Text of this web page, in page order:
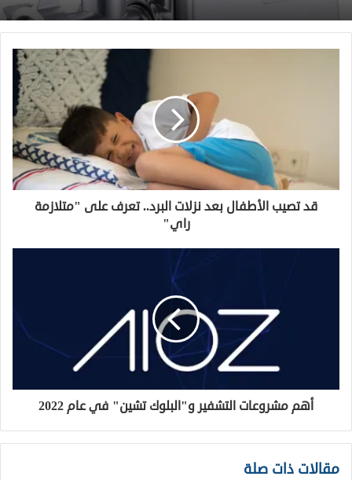
مراجعة مفرمة اللحم الكهربائية Sunmile SM-G50
قد تصيب الأطفال بعد نزلات البرد.. تعرف على "متلازمة
راي"
أهم مشروعات التشفير و"البلوك تشين" في عام 2022
مقالات ذات صلة